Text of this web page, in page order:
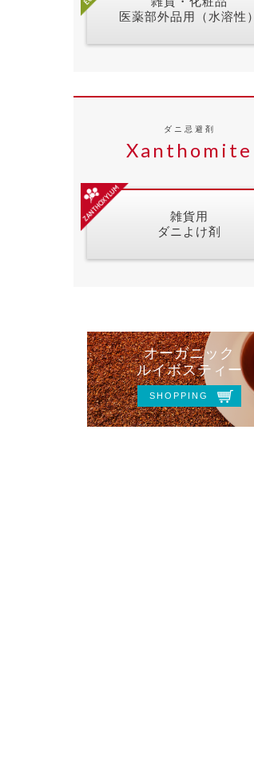
医薬部外品用（水溶性）
ダニ忌避剤
Xanthomite
雑貨用
ダニよけ剤
オーガニック
ルイボスティー
SHOPPING